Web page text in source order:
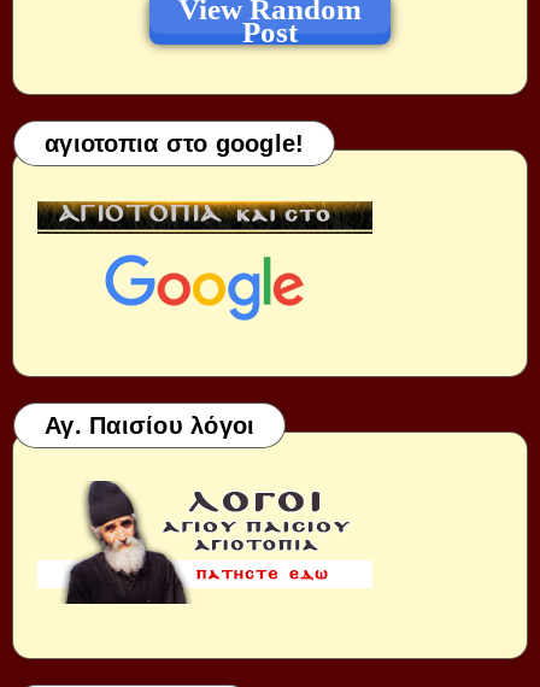
View Random
Post
αγιοτοπια στο google!
Αγ. Παισίου λόγοι